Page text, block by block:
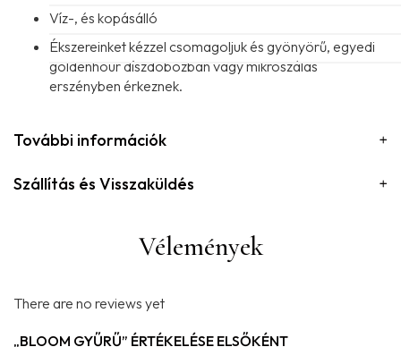
Víz-, és kopásálló
Ékszereinket kézzel csomagoljuk és gyönyörű, egyedi
goldenhour díszdobozban vagy mikroszálas
erszényben érkeznek.
További információk
Szállítás és Visszaküldés
Vélemények
There are no reviews yet
„BLOOM GYŰRŰ” ÉRTÉKELÉSE ELSŐKÉNT